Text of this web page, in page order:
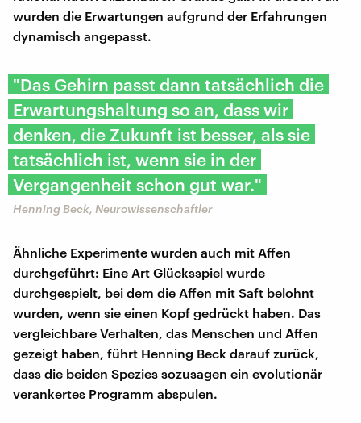
wurden die Erwartungen aufgrund der Erfahrungen
dynamisch angepasst.
"Das Gehirn passt dann tatsächlich die
Erwartungshaltung so an, dass wir
denken, die Zukunft ist besser, als sie
tatsächlich ist, wenn sie in der
Vergangenheit schon gut war."
Henning Beck, Neurowissenschaftler
Ähnliche Experimente wurden auch mit Affen
durchgeführt: Eine Art Glücksspiel wurde
durchgespielt, bei dem die Affen mit Saft belohnt
wurden, wenn sie einen Kopf gedrückt haben. Das
vergleichbare Verhalten, das Menschen und Affen
gezeigt haben, führt Henning Beck darauf zurück,
dass die beiden Spezies sozusagen ein evolutionär
verankertes Programm abspulen.